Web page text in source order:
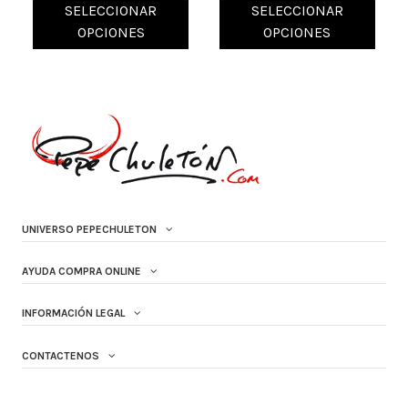
SELECCIONAR
OPCIONES
SELECCIONAR
OPCIONES
UNIVERSO PEPECHULETON
AYUDA COMPRA ONLINE
INFORMACIÓN LEGAL
CONTACTENOS